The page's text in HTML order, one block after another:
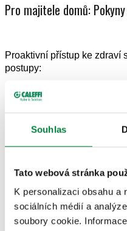
Souhlas
Tato webová stránka
K personalizaci obsahu a
sociálních médií a
soubory cookie.
Pro majitele domů:
Proaktivní přístup ke zdraví
postupy:
Pravidelná údržba:
Monitorování kvality
léčby; pravidelné
Odborníci jako ti z
řešení a klid.
Pravidelná údržba není jen
rozumné. Zabraňuje